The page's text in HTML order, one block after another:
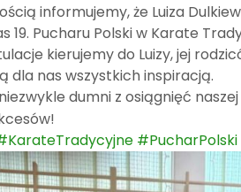
informujemy, że Luiza
19. Pucharu Polski w Karate
kierujemy do Luizy, jej
dla nas wszystkich inspiracją.
dumni z osiągnięć
#PucharPolski